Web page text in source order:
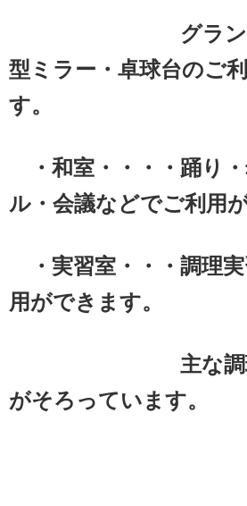
グランドピ
型ミラー・卓球台のご
す。
・和室・・・・踊り
ル・会議などでご利用
・実習室・・・調理
用ができます。
主な調理器
がそろっています。